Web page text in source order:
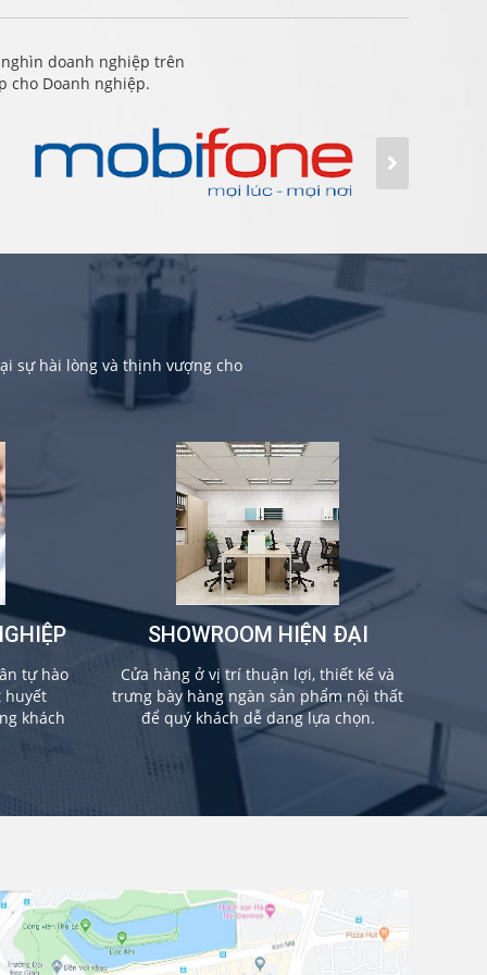
doanh nghiệp trên
cho Doanh nghiệp.
sự hài lòng và thịnh vượng cho
tự hào
huyết
khách
SHOWROOM HIỆN ĐẠI
Cửa hàng ở vị trí thuận lợi, thiết kế và
trưng bày hàng ngàn sản phẩm nội thất
để quý khách dễ dang lựa chọn.